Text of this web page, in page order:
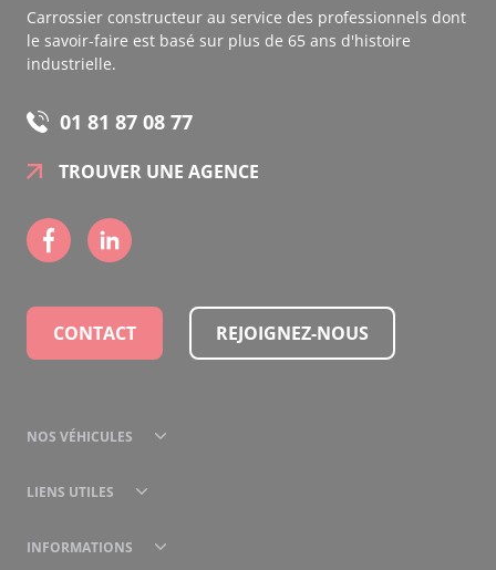
Carrossier constructeur au service des professionnels dont
le savoir-faire est basé sur plus de 65 ans d'histoire
industrielle.
01 81 87 08 77
TROUVER UNE AGENCE
CONTACT REJOIGNEZ-NOUS
NOS VÉHICULES
LIENS UTILES
INFORMATIONS